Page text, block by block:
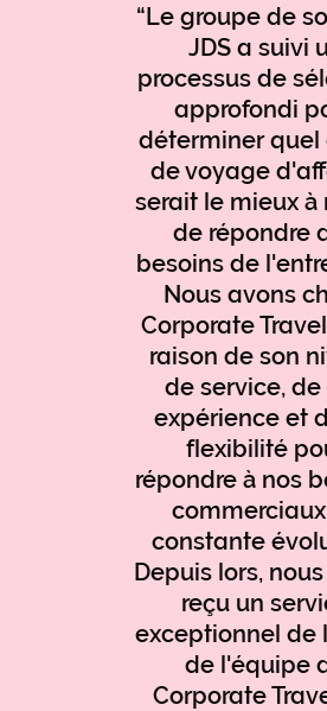
Le groupe de
JDS a suivi
processus de
approfondi
déterminer quel
de voyage
serait le mieux à
de répondre
besoins de
Nous avons
Corporate
raison de son
de service, de
expérience et
flexibilité
répondre à nos
constante
Depuis lors,
reçu un
exceptionnel de
de l'équipe
Corporate